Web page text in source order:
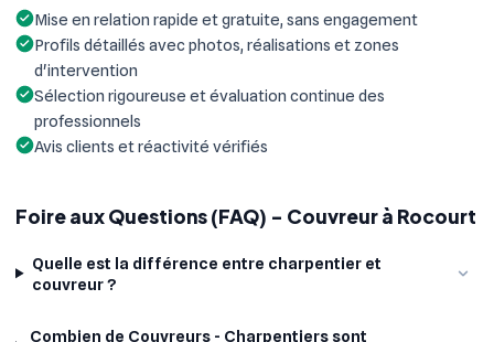
Mise en relation rapide et gratuite, sans engagement
Profils détaillés avec photos, réalisations et zones
d'intervention
Sélection rigoureuse et évaluation continue des
professionnels
Avis clients et réactivité vérifiés
Foire aux Questions (FAQ) - Couvreur à Rocourt
Quelle est la différence entre charpentier et
couvreur ?
Combien de Couvreurs - Charpentiers sont